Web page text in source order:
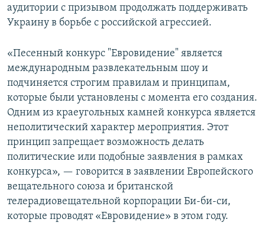
аудитории с призывом продолжать поддерживать
Украину в борьбе с российской агрессией.
«Песенный конкурс "Евровидение" является
международным развлекательным шоу и
подчиняется строгим правилам и принципам,
которые были установлены с момента его создания.
Одним из краеугольных камней конкурса является
неполитический характер мероприятия. Этот
принцип запрещает возможность делать
политические или подобные заявления в рамках
конкурса», — говорится в заявлении Европейского
вещательного союза и британской
телерадиовещательной корпорации Би-би-си,
которые проводят «Евровидение»​ в этом году.